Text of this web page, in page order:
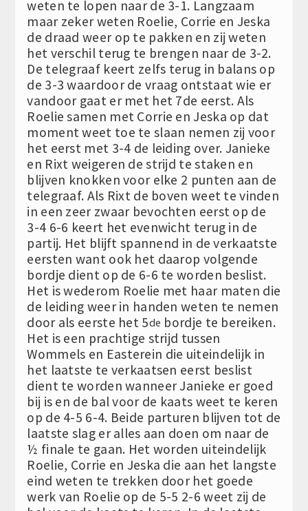
weten te lopen naar de 3-1. Langzaam
maar zeker weten Roelie, Corrie en Jeska
de draad weer op te pakken en zij weten
het verschil terug te brengen naar de 3-2.
De telegraaf keert zelfs terug in balans op
de 3-3 waardoor de vraag ontstaat wie er
vandoor gaat er met het 7de eerst. Als
Roelie samen met Corrie en Jeska op dat
moment weet toe te slaan nemen zij voor
het eerst met 3-4 de leiding over. Janieke
en Rixt weigeren de strijd te staken en
blijven knokken voor elke 2 punten aan de
telegraaf. Als Rixt de boven weet te vinden
in een zeer zwaar bevochten eerst op de
3-4 6-6 keert het evenwicht terug in de
partij. Het blijft spannend in de verkaatste
eersten want ook het daarop volgende
bordje dient op de 6-6 te worden beslist.
Het is wederom Roelie met haar maten die
de leiding weer in handen weten te nemen
door als eerste het 5de bordje te bereiken.
Het is een prachtige strijd tussen
Wommels en Easterein die uiteindelijk in
het laatste te verkaatsen eerst beslist
dient te worden wanneer Janieke er goed
bij is en de bal voor de kaats weet te keren
op de 4-5 6-4. Beide parturen blijven tot de
laatste slag er alles aan doen om naar de
½ finale te gaan. Het worden uiteindelijk
Roelie, Corrie en Jeska die aan het langste
eind weten te trekken door het goede
werk van Roelie op de 5-5 2-6 weet zij de